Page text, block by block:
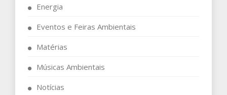
Energia
Eventos e Feiras Ambientais
Matérias
Músicas Ambientais
Notícias